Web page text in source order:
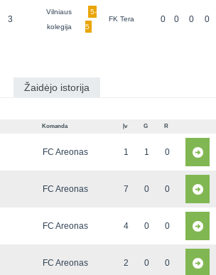
3
Vilniaus
kolegija
5-
5
FK Tera 0 0 0 0
Žaidėjo istorija
Komanda Įv G R
FC Areonas 1 1 0
FC Areonas 7 0 0
FC Areonas 4 0 0
FC Areonas 2 0 0